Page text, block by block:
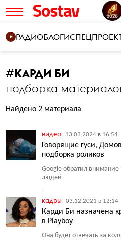
РАДИОБЛОГИ
#КАРДИ БИ
подборка
Найдено 2 материала
видео 13.03.2024 в 16:54
Говорящие гуси,
подборка роликов
Google обратил
людей
кадры 03.12.2021 в 12:14
Карди Би назначена
в Playboy
Она будет отвечать за